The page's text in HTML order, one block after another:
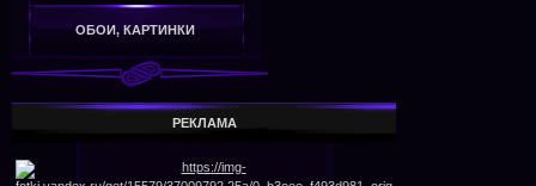
ОБОИ, КАРТИНКИ
РЕКЛАМА